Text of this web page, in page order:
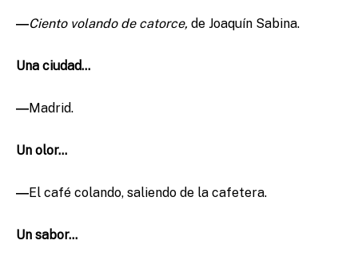
―Ciento volando de catorce, de Joaquín Sabina.
Una ciudad…
―Madrid.
Un olor…
―El café colando, saliendo de la cafetera.
Un sabor…